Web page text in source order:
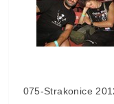
075-Strakonice